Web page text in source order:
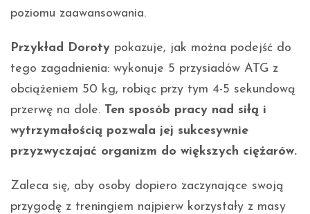
poziomu zaawansowania.
Przykład Doroty pokazuje, jak można podejść do
tego zagadnienia: wykonuje 5 przysiadów ATG z
obciążeniem 50 kg, robiąc przy tym 4-5 sekundową
przerwę na dole. Ten sposób pracy nad siłą i
wytrzymałością pozwala jej sukcesywnie
przyzwyczajać organizm do większych ciężarów.
Zaleca się, aby osoby dopiero zaczynające swoją
przygodę z treningiem najpierw korzystały z masy